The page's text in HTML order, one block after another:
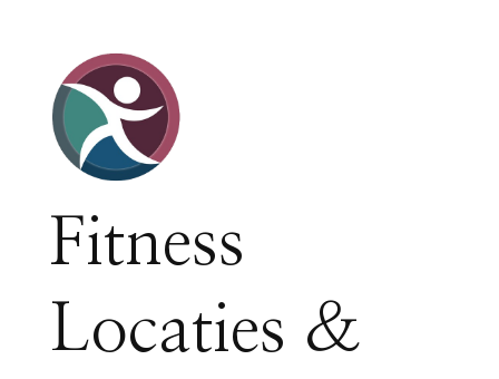
Fitness
Locaties &